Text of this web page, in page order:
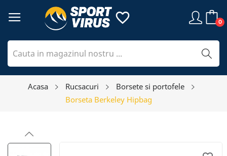
0
favorite_border
Acasa Rucsacuri
Borsete si portofele
Borseta Berkeley Hipbag